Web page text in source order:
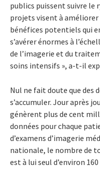
publics puissent suivre le
projets visent à
bénéfices potentiels qui
s’avérer énormes à
de l’imagerie et du
soins intensifs », a-t-il
Nul ne fait doute que des
s’accumuler. Jour après
génèrent plus de cent
données pour chaque
d’examens d’imagerie
nationale, le nombre de
est à lui seul d’environ 160